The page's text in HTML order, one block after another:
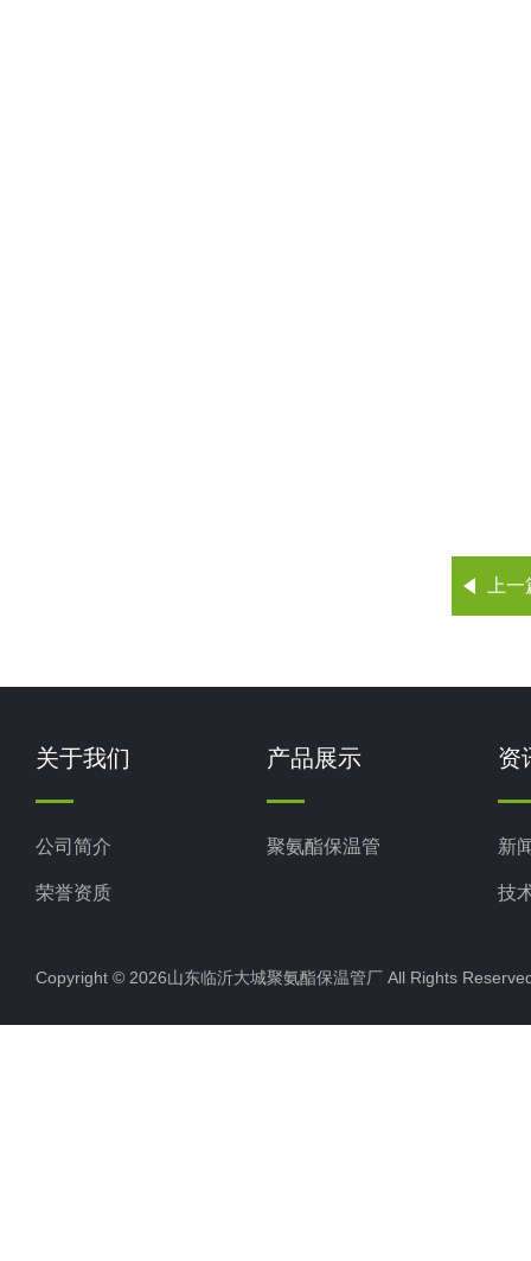
上
关于我们
公司简介
荣誉资质
产品展示
聚氨酯保温管
资
新
技
Copyright © 2026山东临沂大城聚氨酯保温管厂 All Rights